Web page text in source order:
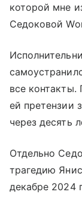
которой мне
Седоковой
все контакты.
ей претензии
через десять
Отдельно
трагедию
декабре 2024